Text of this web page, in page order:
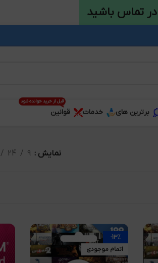
برترین های خدمات قوانین
قبل از خرید خوانده شود
نمایش 9
24
-13%
اتمام موجودی
تماس باشید